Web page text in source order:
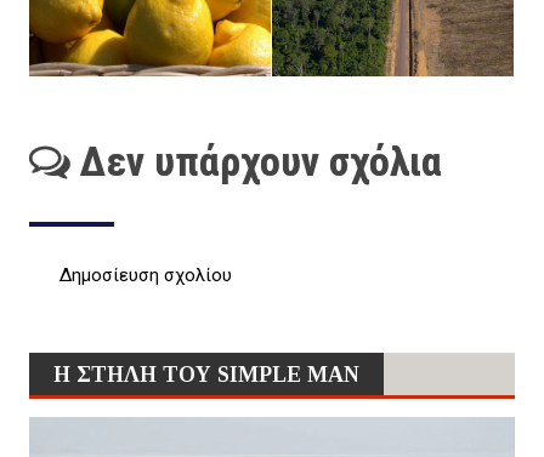
Δεν υπάρχουν σχόλια
Δημοσίευση σχολίου
Η ΣΤΗΛΗ ΤΟΥ SIMPLE MAN